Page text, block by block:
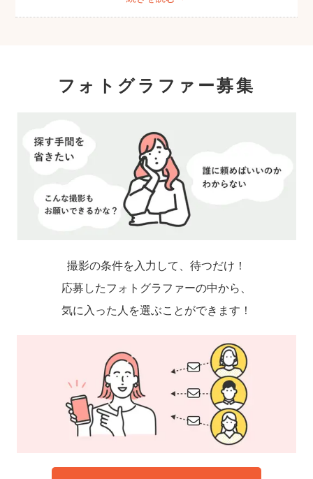
フォトグラファー募集
撮影の条件を入力して、待つだけ！
応募したフォトグラファーの中から、
気に入った人を選ぶことができます！